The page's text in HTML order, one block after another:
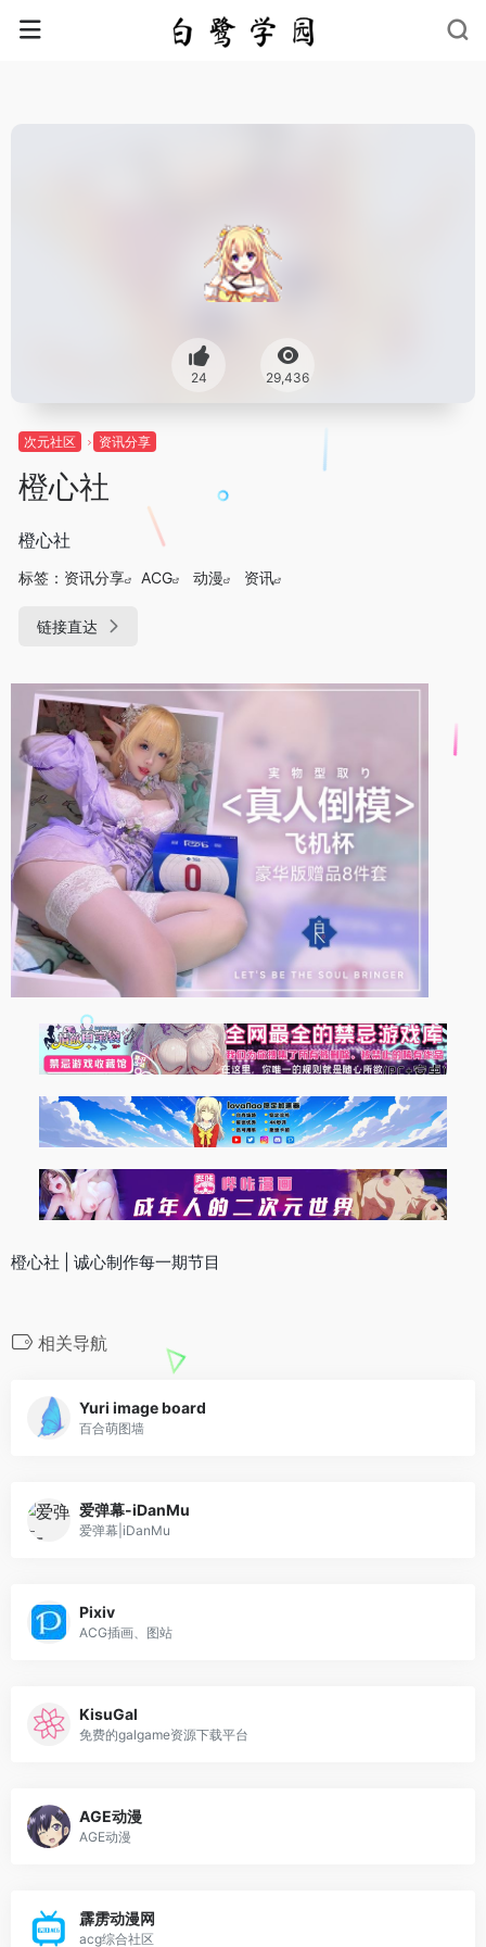
24 29,436
次元社区 资讯分享
橙心社
橙心社
标签： 资讯分享 ACG 动漫 资讯
链接直达
橙心社 | 诚心制作每一期节目
相关导航
Yuri image board
百合萌图墙
爱弹幕-iDanMu
爱弹幕|iDanMu
Pixiv
ACG插画、图站
KisuGal
免费的galgame资源下载平台
AGE动漫
AGE动漫
霹雳动漫网
acg综合社区